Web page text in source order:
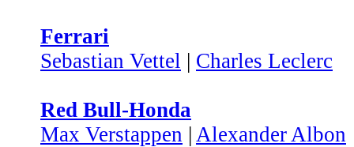
Ferrari
Sebastian Vettel | Charles Leclerc
Red Bull-Honda
Max Verstappen | Alexander Albon